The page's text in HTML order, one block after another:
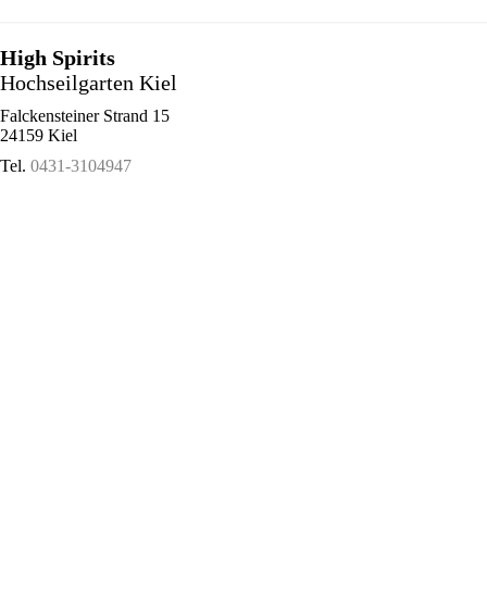
High Spirits
Hochseilgarten Kiel
Falckensteiner Strand 15
24159 Kiel
Tel. 0431-3104947